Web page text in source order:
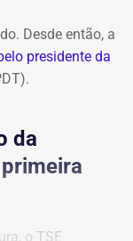
Desde então, a
presidente da
da
o TSE